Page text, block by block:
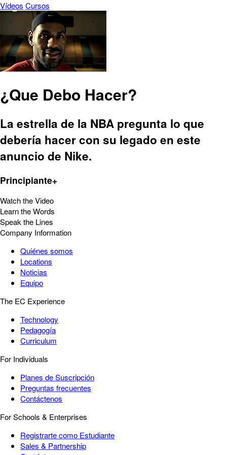
Vídeos Cursos
¿Que Debo Hacer?
La estrella de la NBA pregunta lo que
debería hacer con su legado en este
anuncio de Nike.
Principiante+
Watch the Video
Learn the Words
Speak the Lines
Company Information
Quiénes somos
Locations
Noticias
Equipo
The EC Experience
Technology
Pedagogía
Curriculum
For Individuals
Planes de Suscripción
Preguntas frecuentes
Contáctenos
For Schools & Enterprises
Registrarte como Estudiante
Sales & Partnership